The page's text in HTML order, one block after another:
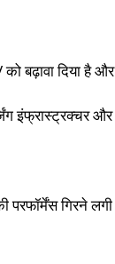
बढ़ावा दिया है और
इंफ्रास्ट्रक्चर और
गिरने लगी